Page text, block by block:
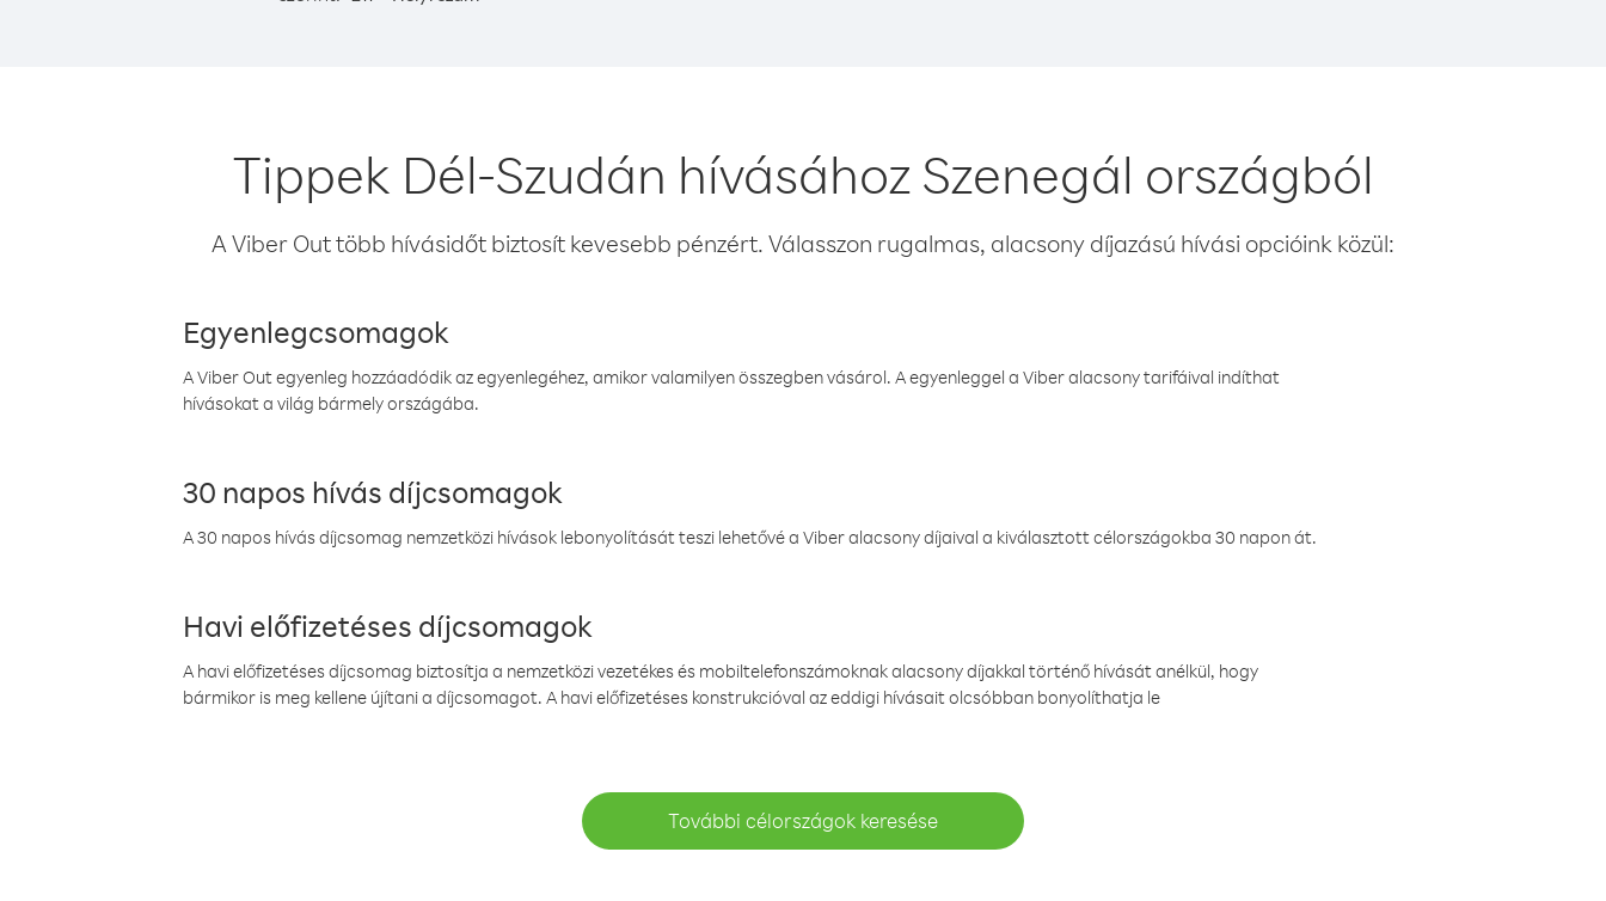
Tippek Dél-Szudán hívásához Szenegál országból
A Viber Out több hívásidőt biztosít kevesebb pénzért. Válasszon rugalmas, alacsony díjazású hívási opcióink közül:
Egyenlegcsomagok
A Viber Out egyenleg hozzáadódik az egyenlegéhez, amikor valamilyen összegben vásárol. A egyenleggel a Viber alacsony tarifáival indíthat
hívásokat a világ bármely országába.
30 napos hívás díjcsomagok
A 30 napos hívás díjcsomag nemzetközi hívások lebonyolítását teszi lehetővé a Viber alacsony díjaival a kiválasztott célországokba 30 napon át.
Havi előfizetéses díjcsomagok
A havi előfizetéses díjcsomag biztosítja a nemzetközi vezetékes és mobiltelefonszámoknak alacsony díjakkal történő hívását anélkül, hogy
bármikor is meg kellene újítani a díjcsomagot. A havi előfizetéses konstrukcióval az eddigi hívásait olcsóbban bonyolíthatja le
További célországok keresése